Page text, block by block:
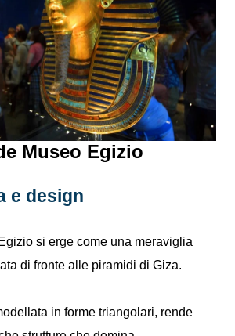
Museo Egizio
e design
si erge come una meraviglia
di fronte alle piramidi di Giza.
in forme triangolari, rende